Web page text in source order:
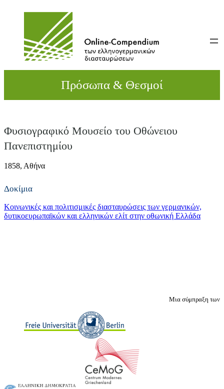
Πρόσωπα & Θεσμοί
Φυσιογραφικό Μουσείο του Οθώνειου
Πανεπιστημίου
1858, Αθήνα
Δοκίμια
Κοινωνικές και πολιτισμικές διασταυρώσεις των γερμανικών,
δυτικοευρωπαϊκών και ελληνικών ελίτ στην oθωνική Ελλάδα
Μια σύμπραξη των